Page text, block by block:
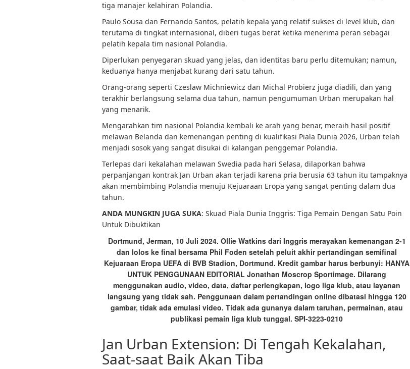
tiga manajer kelahiran Polandia.
Paulo Sousa dan Fernando Santos, pelatih kepala yang relatif sukses di level klub, dan
terutama di tingkat internasional, diberi tugas berat ketika menerima peran sebagai
pelatih kepala tim nasional Polandia.
Diperlukan penyegaran skuad yang jelas, dan identitas baru perlu ditemukan; namun,
keduanya hanya menjabat kurang dari satu tahun.
Orang-orang seperti Czeslaw Michniewicz dan Michal Probierz juga diadili, dan yang
terakhir berlangsung selama dua tahun, namun pengumuman Urban merupakan hal
yang menarik.
Mengarahkan tim nasional Polandia kembali ke arah yang benar, meraih hasil positif
melawan Belanda dan kemenangan penting di kualifikasi Piala Dunia 2026, Urban telah
menjadi sosok yang sangat disukai di kalangan penggemar Polandia.
Terlepas dari kekalahan melawan Swedia pada hari Selasa, dilaporkan bahwa
perpanjangan kontrak Jan Urban akan terjadi karena pria berusia 63 tahun itu tampaknya
akan membimbing Polandia menuju Kejuaraan Eropa yang sangat penting dalam dua
tahun.
ANDA MUNGKIN JUGA SUKA: Skuad Piala Dunia Inggris: Tiga Pemain Dengan Satu Poin
Untuk Dibuktikan
Dortmund, Jerman, 10 Juli 2024. Ollie Watkins dari Inggris merayakan kemenangan 2-1
dan lolos ke final bersama Phil Foden setelah peluit akhir pertandingan semifinal
Kejuaraan Eropa UEFA di BVB Stadion, Dortmund. Kredit gambar harus berbunyi: HANYA
UNTUK PENGGUNAAN EDITORIAL Jonathan Moscrop Sportimage. Dilarang
menggunakan audio, video, data, daftar perlengkapan, logo liga klub, atau layanan
langsung yang tidak sah. Penggunaan dalam pertandingan online dibatasi hingga 120
gambar, tidak ada emulasi video. Tidak ada gunanya dalam taruhan, permainan, atau
publikasi pemain liga klub tunggal. SPI-3223-0210
Jan Urban Extension: Di Tengah Kekalahan,
Saat-saat Baik Akan Tiba